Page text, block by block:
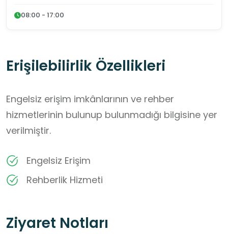
08:00 - 17:00
Erişilebilirlik Özellikleri
Engelsiz erişim imkânlarının ve rehber
hizmetlerinin bulunup bulunmadığı bilgisine yer
verilmiştir.
Engelsiz Erişim
Rehberlik Hizmeti
Ziyaret Notları